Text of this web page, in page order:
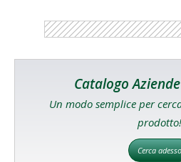
Catalogo
Un modo semplice per
prodotto!
Cerca adesso